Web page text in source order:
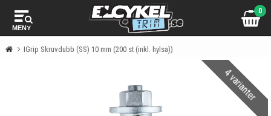
MENY
0
IGrip Skruvdubb (SS) 10 mm (200 st (inkl. hylsa))
4 varianter